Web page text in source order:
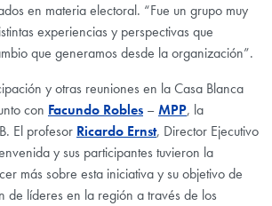
en materia electoral. “Fue un grupo muy
experiencias y perspectivas que
que generamos desde la organización”.
y otras reuniones en la Casa Blanca
con Facundo Robles –MPP, la
El profesor Ricardo Ernst, Director Ejecutivo
y sus participantes tuvieron la
más sobre esta iniciativa y su objetivo de
de líderes en la región a través de los